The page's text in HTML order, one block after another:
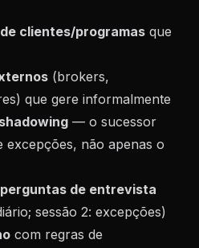
clientes/programas que
(brokers,
que gere informalmente
— o sucessor
não apenas o
de entrevista
sessão 2: excepções)
com regras de